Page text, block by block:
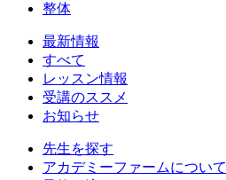
整体
最新情報
すべて
レッスン情報
受講のススメ
お知らせ
先生を探す
アカデミーファームについて